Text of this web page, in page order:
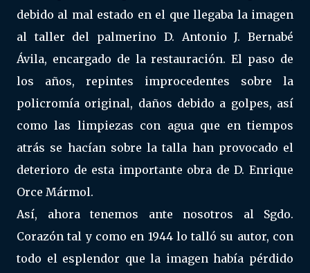
debido al mal estado en el que llegaba la imagen
al taller del palmerino D. Antonio J. Bernabé
Ávila, encargado de la restauración. El paso de
los años, repintes improcedentes sobre la
policromía original, daños debido a golpes, así
como las limpiezas con agua que en tiempos
atrás se hacían sobre la talla han provocado el
deterioro de esta importante obra de D. Enrique
Orce Mármol.
Así, ahora tenemos ante nosotros al Sgdo.
Corazón tal y como en 1944 lo talló su autor, con
todo el esplendor que la imagen había pérdido